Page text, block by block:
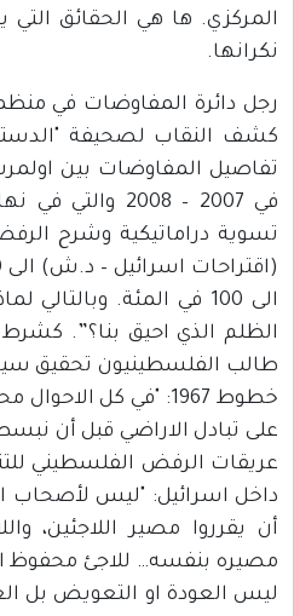
المركزي. ها هي الحقائق
نكرانها.
رجل دائرة المفاوضات في
في 2007 – 2008
تسوية دراماتيكية وشرح
الى 100 في المئة.
الظلم الذي احيق بنا؟”.
طالب الفلسطينيون تحقيق
خطوط 1967: "في كل
على تبادل الاراضي قبل أن
عريقات الرفض الفلسطيني
داخل اسرائيل: "ليس لأصحاب
أن يقرروا مصير اللاجئين،
مصيره بنفسه… للاجئ محفوظ
ليس العودة او التعويض بل